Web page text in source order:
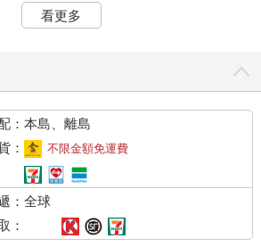
試向警方解釋，但潘塔里歐並不予理會，
制伏比他高大的賈納，潘塔里歐竟從身後
不斷地高喊著「我不能呼吸」達十一次，
到社群網站之後，立刻引發美國民眾高度
種族歧視之嫌導致用武過當，他們走上街
及布魯克林大橋，連遠在英國也有上千名
示聲援，而多位NBA黑人球星更自發性
」（我不能呼吸）T恤，以表示對白
族對立似乎一觸即發。
看更多
：本島、離島
：
不限金額免運費
：全球
：